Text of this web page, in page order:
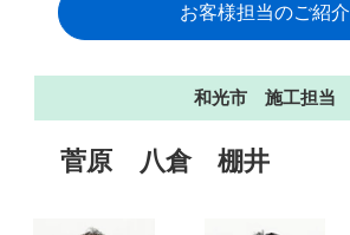
お客様担当のご紹介
和光市 施工担当
菅原 八倉 棚井